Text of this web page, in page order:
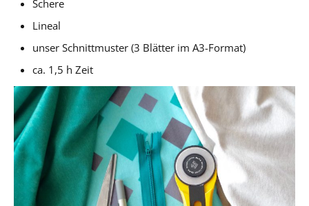
Schere
Lineal
unser Schnittmuster (3 Blätter im A3-Format)
ca. 1,5 h Zeit